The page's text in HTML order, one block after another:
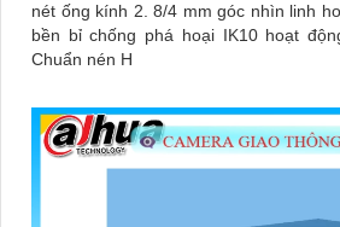
nét ống kính 2. 8/4 mm góc nhìn linh hoạt. Chống nước
bền bỉ chống phá hoại IK10 hoạt
Chuẩn nén H